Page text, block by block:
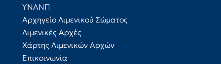
ΥΝΑΝΠ
Αρχηγείο Λιμενικού Σώματος
Λιμενικές Αρχές
Χάρτης Λιμενικών Αρχών
Επικοινωνία